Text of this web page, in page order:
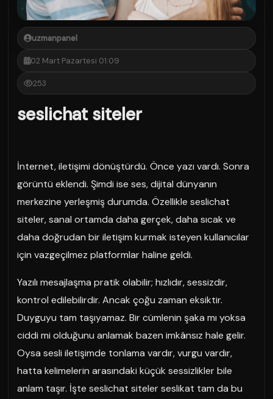
uzmanpanel
02 Mart Pazartesi 01:09
253
seslichat siteler
İnternet, iletişimi dönüştürdü. Önce yazı vardı. Sonra
görüntü eklendi. Şimdi ise ses, dijital dünyanın
merkezine yerleşmiş durumda. Özellikle seslichat
siteler, sanal ortamda daha gerçek, daha sıcak ve
daha doğrudan bir iletişim kurmak isteyen kullanıcılar
için vazgeçilmez platformlar haline geldi.
Yazılı mesajlaşma pratik olabilir; hızlıdır, sessizdir,
kontrol edilebilirdir. Ancak çoğu zaman eksiktir.
Duyguyu tam taşıyamaz. Bir cümlenin şaka mı yoksa
ciddi mi olduğunu anlamak bazen imkânsız hale gelir.
Oysa sesli iletişimde tonlama vardır, vurgu vardır,
hatta kelimelerin arasındaki küçük sessizlikler bile
anlam taşır. İşte seslichat siteler seslikat tam da bu